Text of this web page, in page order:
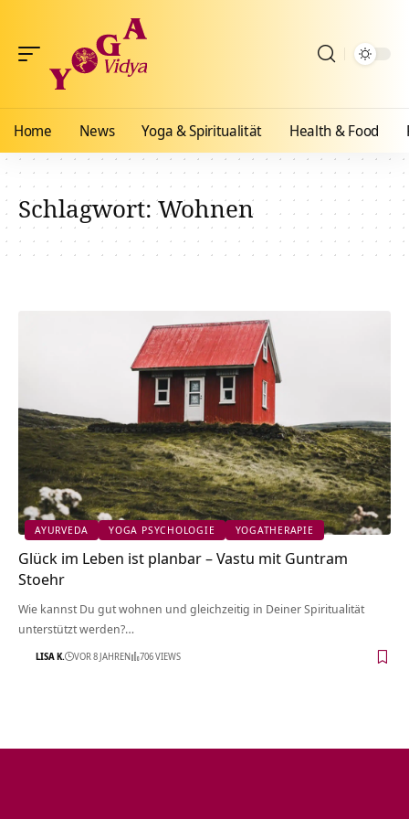
Home News Yoga & Spiritualität Health & Food
Schlagwort:Wohnen
AYURVEDA YOGA PSYCHOLOGIE YOGATHERAPIE
Glück im Leben ist planbar – Vastu mit Guntram
Stoehr
Wie kannst Du gut wohnen und gleichzeitig in Deiner Spiritualität
unterstützt werden?…
LISA K. VOR 8 JAHREN 706 VIEWS